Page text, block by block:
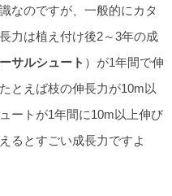
なのですが、一般的にカタ
力は植え付け後2～3年の成
サルシュート ）が1年間で伸
とえば枝の伸長力が10m以
ートが1年間に10m以上伸び
るとすごい成長力ですよ